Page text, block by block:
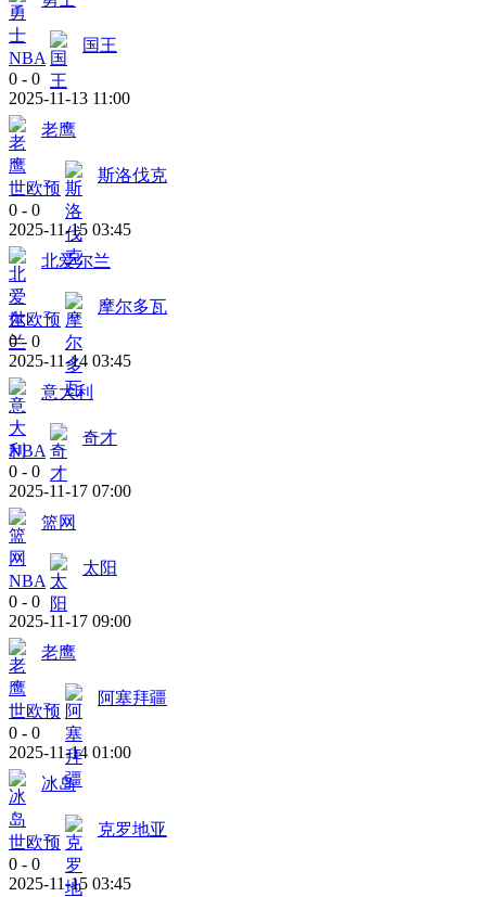
NBA
国王
0 - 0
2025-11-13 11:00
老鹰
世欧预
斯洛伐克
0 - 0
2025-11-15 03:45
北爱尔兰
世欧预
摩尔多瓦
0 - 0
2025-11-14 03:45
意大利
NBA
奇才
0 - 0
2025-11-17 07:00
篮网
NBA
太阳
0 - 0
2025-11-17 09:00
老鹰
世欧预
阿塞拜疆
0 - 0
2025-11-14 01:00
冰岛
世欧预
克罗地亚
0 - 0
2025-11-15 03:45